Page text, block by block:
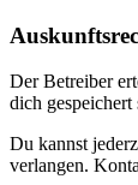
Der Betreiber
dich gespeichert
Du kannst
verlangen.